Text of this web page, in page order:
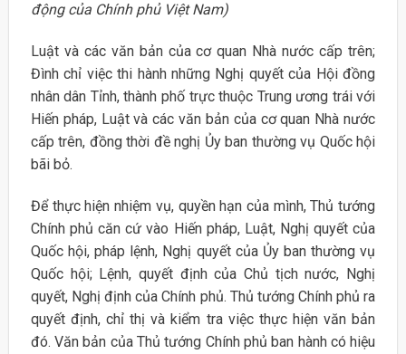
động của Chính phủ Việt Nam)
Luật và các văn bản của cơ quan Nhà nước cấp trên;
Đình chỉ việc thi hành những Nghị quyết của Hội đồng
nhân dân Tỉnh, thành phố trực thuộc Trung ương trái với
Hiến pháp, Luật và các văn bản của cơ quan Nhà nước
cấp trên, đồng thời đề nghị Ủy ban thường vụ Quốc hội
bãi bỏ.
Để thực hiện nhiệm vụ, quyền hạn của mình, Thủ tướng
Chính phủ căn cứ vào Hiến pháp, Luật, Nghị quyết của
Quốc hội, pháp lệnh, Nghị quyết của Ủy ban thường vụ
Quốc hội; Lệnh, quyết định của Chủ tịch nước, Nghị
quyết, Nghị định của Chính phủ. Thủ tướng Chính phủ ra
quyết định, chỉ thị và kiểm tra việc thực hiện văn bản
đó. Văn bản của Thủ tướng Chính phủ ban hành có hiệu